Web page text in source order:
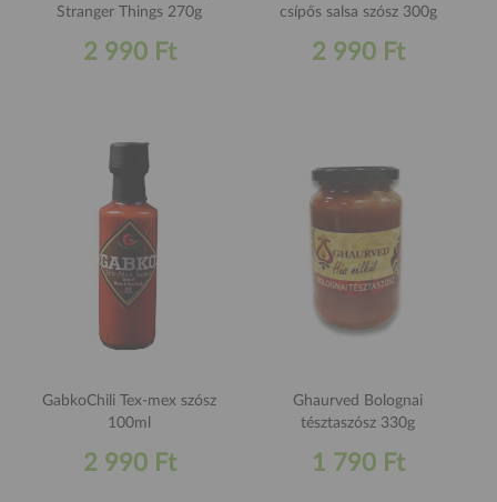
Stranger Things 270g
2 990 Ft
csípős salsa szósz 300g
2 990 Ft
GabkoChili Tex-mex szósz
100ml
2 990 Ft
Ghaurved Bolognai
tésztaszósz 330g
1 790 Ft